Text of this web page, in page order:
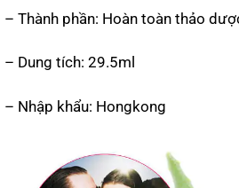
– Thành phần: Hoàn toàn thảo
– Dung tích: 29.5ml
– Nhập khẩu: Hongkong